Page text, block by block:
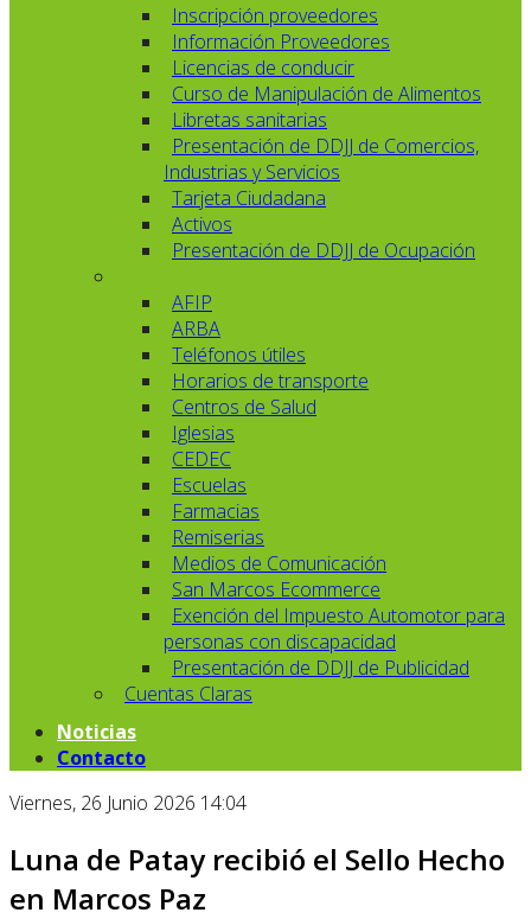
Inscripción proveedores
Información Proveedores
Licencias de conducir
Curso de Manipulación de Alimentos
Libretas sanitarias
Presentación de DDJJ de Comercios,
Industrias y Servicios
Tarjeta Ciudadana
Activos
Presentación de DDJJ de Ocupación
AFIP
ARBA
Teléfonos útiles
Horarios de transporte
Centros de Salud
Iglesias
CEDEC
Escuelas
Farmacias
Remiserias
Medios de Comunicación
San Marcos Ecommerce
Exención del Impuesto Automotor para
personas con discapacidad
Presentación de DDJJ de Publicidad
Cuentas Claras
Noticias
Contacto
Viernes, 26 Junio 2026 14:04
Luna de Patay recibió el Sello Hecho
en Marcos Paz